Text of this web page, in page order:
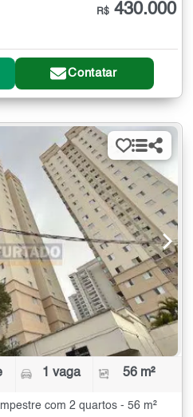
R$ 430.000
Contatar
1 vaga 56 m²
com 2 quartos - 56 m²